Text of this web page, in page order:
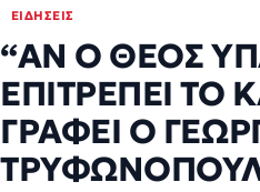
ΕΙΔΉΣΕΙΣ
“ΑΝ Ο ΘΕΟΣ
ΕΠΙΤΡΕΠΕΙ ΤΟ
ΓΡΑΦΕΙ Ο